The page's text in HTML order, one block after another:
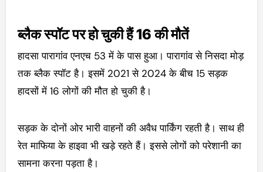
ब्लैक स्पॉट पर हो चुकी हैं 16 की मौतें
हादसा पारागांव एनएच 53 में के पास हुआ। पारागांव से निसदा मोड़
तक ब्लैक स्पॉट है। इसमें 2021 से 2024 के बीच 15 सड़क
हादसों में 16 लोगों की मौत हो चुकी है।
सड़क के दोनों ओर भारी वाहनों की अवैध पार्किंग रहती है। साथ ही
रेत माफिया के हाइवा भी खड़े रहते हैं। इससे लोगों को परेशानी का
सामना करना पड़ता है।